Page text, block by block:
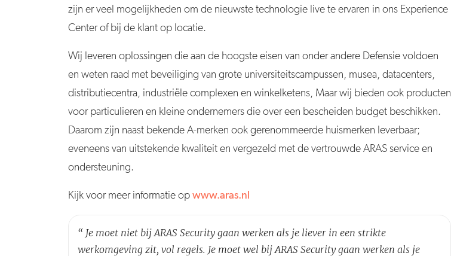
zijn er veel mogelijkheden om de nieuwste technologie live te ervaren in ons Experience
Center of bij de klant op locatie.
Wij leveren oplossingen die aan de hoogste eisen van onder andere Defensie voldoen
en weten raad met beveiliging van grote universiteitscampussen, musea, datacenters,
distributiecentra, industriële complexen en winkelketens, Maar wij bieden ook producten
voor particulieren en kleine ondernemers die over een bescheiden budget beschikken.
Daarom zijn naast bekende A-merken ook gerenommeerde huismerken leverbaar;
eveneens van uitstekende kwaliteit en vergezeld met de vertrouwde ARAS service en
ondersteuning.
Kijk voor meer informatie op www.aras.nl
“ Je moet niet bij ARAS Security gaan werken als je liever in een strikte
werkomgeving zit, vol regels. Je moet wel bij ARAS Security gaan werken als je